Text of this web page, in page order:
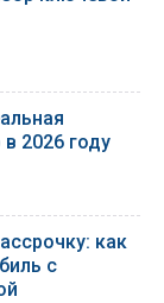
2026 году
как
с